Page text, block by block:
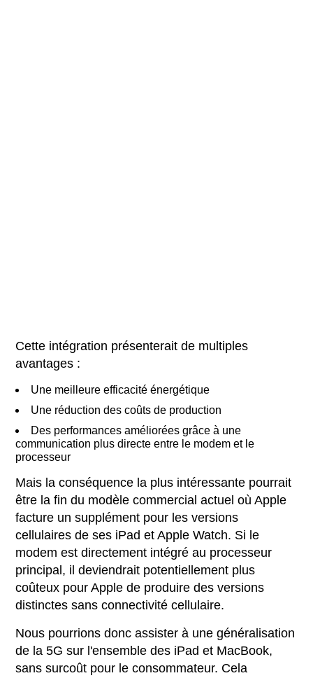
Cette intégration présenterait de multiples
avantages :
Une meilleure efficacité énergétique
Une réduction des coûts de production
Des performances améliorées grâce à une
communication plus directe entre le modem et le
processeur
Mais la conséquence la plus intéressante pourrait
être la fin du modèle commercial actuel où Apple
facture un supplément pour les versions
cellulaires de ses iPad et Apple Watch. Si le
modem est directement intégré au processeur
principal, il deviendrait potentiellement plus
coûteux pour Apple de produire des versions
distinctes sans connectivité cellulaire.
Nous pourrions donc assister à une généralisation
de la 5G sur l'ensemble des iPad et MacBook,
sans surcoût pour le consommateur. Cela